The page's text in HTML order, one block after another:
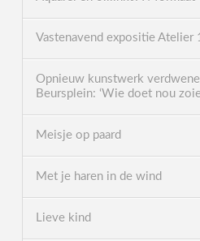
Vastenavend expositie Atelier
Opnieuw kunstwerk
Beursplein: ‘Wie doet nou
Meisje op paard
Met je haren in de wind
Lieve kind